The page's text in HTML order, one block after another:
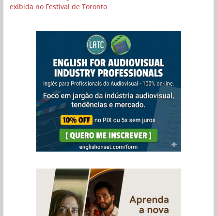
exibida no Festival de Toronto